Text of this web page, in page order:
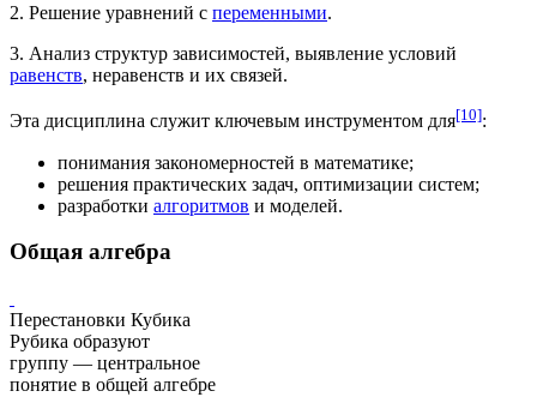
2. Решение уравнений с переменными.
3. Анализ структур зависимостей, выявление условий
равенств, неравенств и их связей.
Эта дисциплина служит ключевым инструментом для[10]:
понимания закономерностей в математике;
решения практических задач, оптимизации систем;
разработки алгоритмов и моделей.
Общая алгебра
Перестановки Кубика
Рубика образуют
группу — центральное
понятие в общей алгебре